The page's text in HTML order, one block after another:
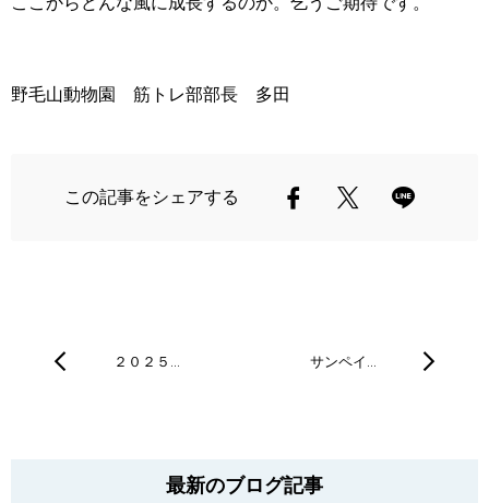
野毛山動物園 筋トレ部部長 多田
この記事をシェアする
２０２５… サンペイ…
最新のブログ記事